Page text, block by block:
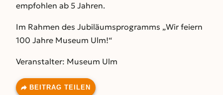
empfohlen ab 5 Jahren.
Im Rahmen des Jubiläumsprogramms „Wir feiern
100 Jahre Museum Ulm!“
Veranstalter: Museum Ulm
BEITRAG TEILEN